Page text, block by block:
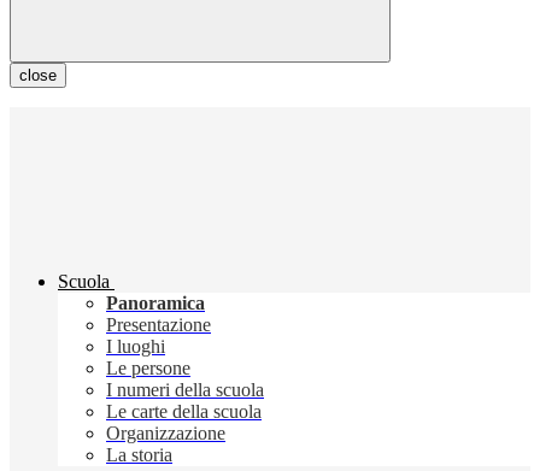
close
Scuola
Panoramica
Presentazione
I luoghi
Le persone
I numeri della scuola
Le carte della scuola
Organizzazione
La storia